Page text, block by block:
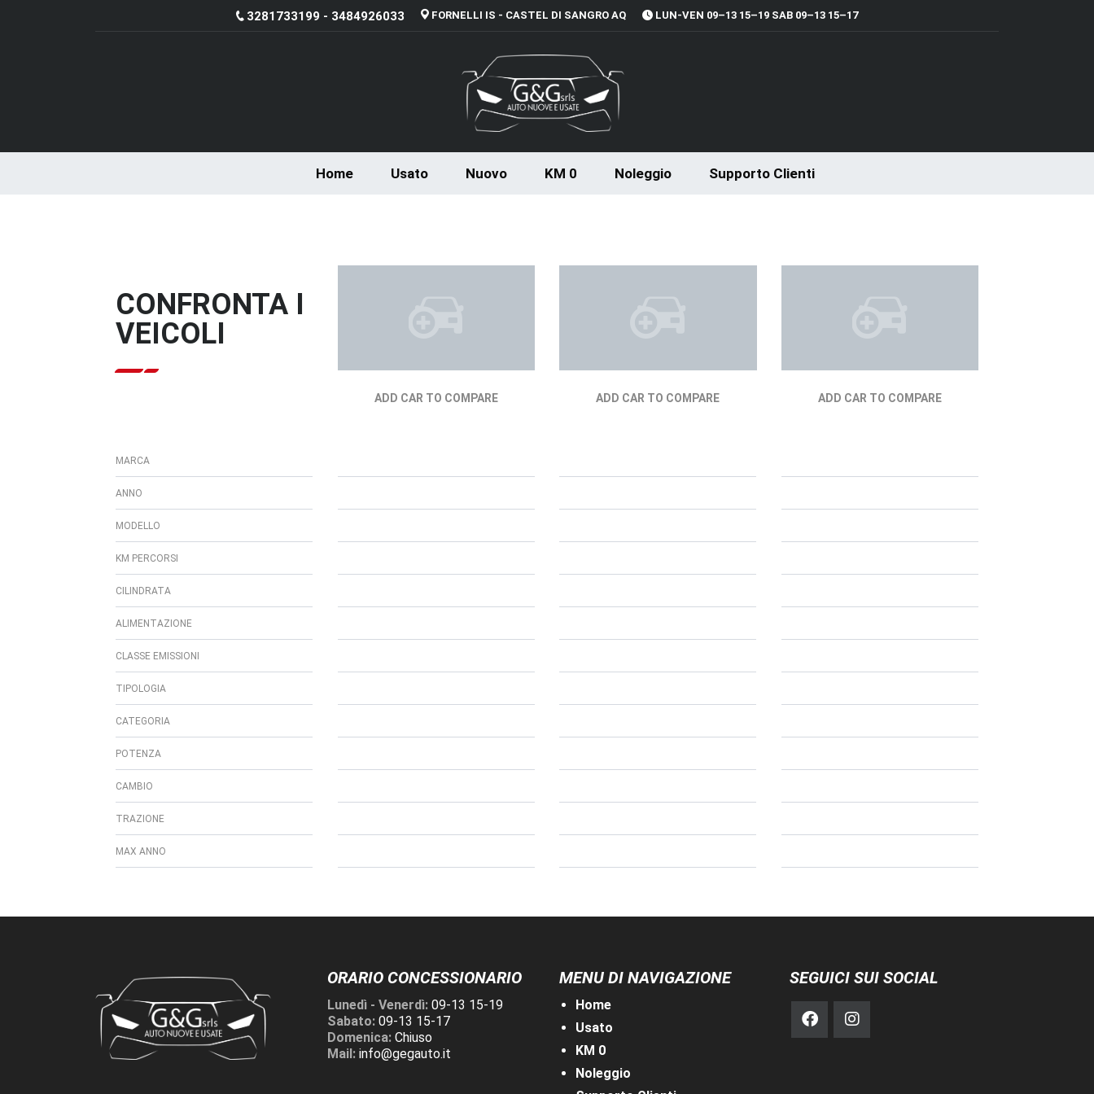
LUN-VEN 09–13 15–19 SAB 09–13 15–17
FORNELLI IS - CASTEL DI SANGRO AQ
3281733199 - 3484926033
Home Usato Nuovo KM 0 Noleggio Supporto Clienti
CONFRONTA I
VEICOLI
ADD CAR TO COMPARE ADD CAR TO COMPARE ADD CAR TO COMPARE
MARCA
ANNO
MODELLO
KM PERCORSI
CILINDRATA
ALIMENTAZIONE
CLASSE EMISSIONI
TIPOLOGIA
CATEGORIA
POTENZA
CAMBIO
TRAZIONE
MAX ANNO
ORARIO CONCESSIONARIO
Lunedì - Venerdì: 09-13 15-19
Sabato: 09-13 15-17
Domenica: Chiuso
Mail: info@gegauto.it
MENU DI NAVIGAZIONE
Home
Usato
KM 0
Noleggio
SEGUICI SUI SOCIAL